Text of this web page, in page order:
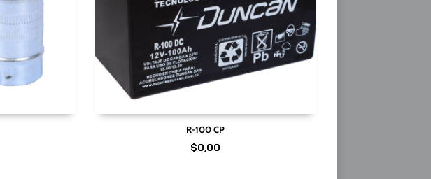
R-100 CP
$0,00